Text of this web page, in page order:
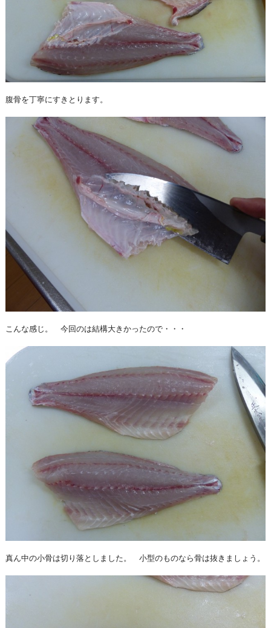
腹骨を丁寧にすきとります。
こんな感じ。 今回のは結構大きかったので・・・
真ん中の小骨は切り落としました。 小型のものなら骨は抜きましょう。